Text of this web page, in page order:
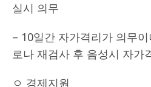
실시 의무
– 10일간 자가격리가 의무
로나 재검사 후 음성시 자가
ㅇ 경제지원